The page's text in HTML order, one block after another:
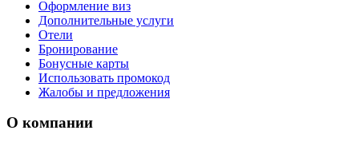
Оформление виз
Дополнительные услуги
Отели
Бронирование
Бонусные карты
Использовать промокод
Жалобы и предложения
О компании